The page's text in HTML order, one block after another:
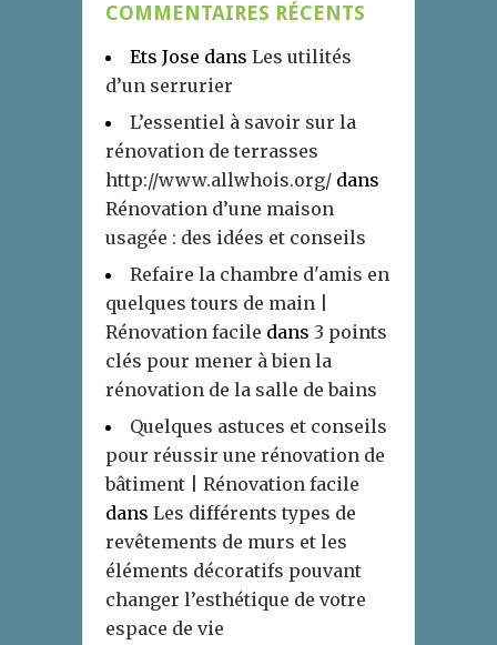
COMMENTAIRES RÉCENTS
Ets Jose dans Les utilités
d’un serrurier
L’essentiel à savoir sur la
rénovation de terrasses
http://www.allwhois.org/ dans
Rénovation d’une maison
usagée : des idées et conseils
Refaire la chambre d'amis en
quelques tours de main |
Rénovation facile dans 3 points
clés pour mener à bien la
rénovation de la salle de bains
Quelques astuces et conseils
pour réussir une rénovation de
bâtiment | Rénovation facile
dans Les différents types de
revêtements de murs et les
éléments décoratifs pouvant
changer l’esthétique de votre
espace de vie